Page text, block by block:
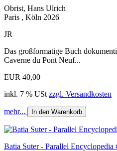
Obrist, Hans Ulrich
Paris , Köln 2026
JR
Das großformatige Buch
Caverne du Pont Neuf...
EUR 40,00
inkl. 7 % USt zzgl. Versandkosten
mehr... In den Warenkorb
Batia Suter - Parallel